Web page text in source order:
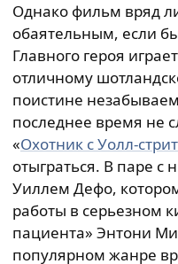
Однако фильм вряд
обаятельным, если
Главного героя
отличному
поистине
последнее время не
«Охотник с Уолл-стрит
отыграться. В паре
Уиллем Дефо,
работы в серьезном
пациента» Энтони
популярном жанре